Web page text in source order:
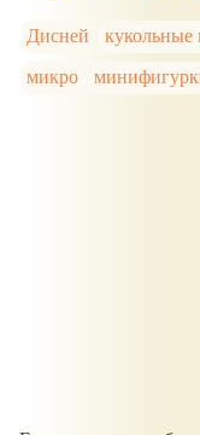
Дисней
микро